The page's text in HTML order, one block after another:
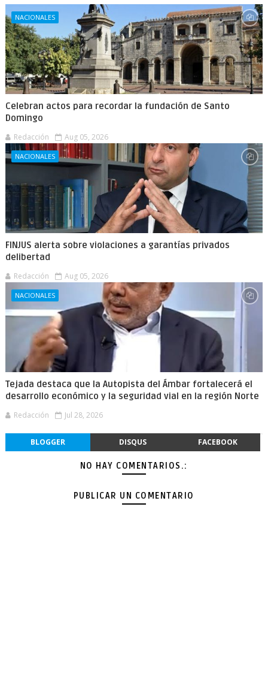
NACIONALES
Celebran actos para recordar la fundación de Santo
Domingo
Redacción Aug 05, 2026
NACIONALES
FINJUS alerta sobre violaciones a garantías privados
delibertad
Redacción Aug 05, 2026
NACIONALES
Tejada destaca que la Autopista del Ámbar fortalecerá el
desarrollo económico y la seguridad vial en la región Norte
Redacción Jul 28, 2026
BLOGGER DISQUS FACEBOOK
NO HAY COMENTARIOS.:
PUBLICAR UN COMENTARIO